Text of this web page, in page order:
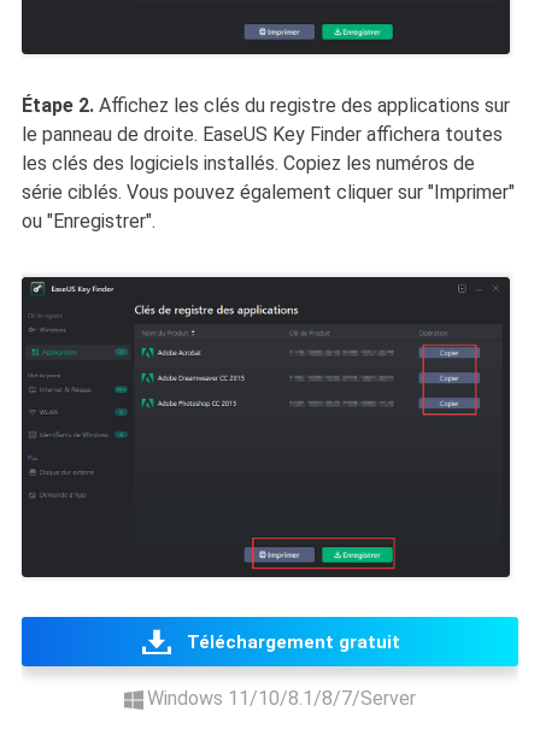
Étape 2. Affichez les clés du registre des applications sur
le panneau de droite. EaseUS Key Finder affichera toutes
les clés des logiciels installés. Copiez les numéros de
série ciblés. Vous pouvez également cliquer sur "Imprimer"
ou "Enregistrer".
Téléchargement gratuit
Windows 11/10/8.1/8/7/Server